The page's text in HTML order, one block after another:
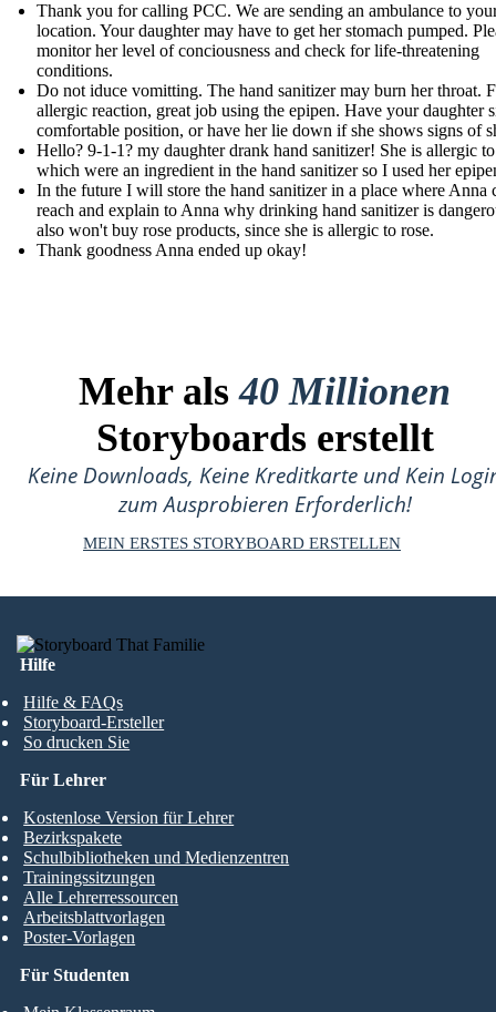
Thank you for calling PCC. We are sending an ambulance to
location. Your daughter may have to get her stomach pumped.
monitor her level of conciousness and check for life-threatening
conditions.
Do not iduce vomitting. The hand sanitizer may burn her throat.
allergic reaction, great job using the epipen. Have your daughter
comfortable position, or have her lie down if she shows signs of
Hello? 9-1-1? my daughter drank hand sanitizer! She is allergic to
which were an ingredient in the hand sanitizer so I used her
In the future I will store the hand sanitizer in a place where Anna
reach and explain to Anna why drinking hand sanitizer is
also won't buy rose products, since she is allergic to rose.
Thank goodness Anna ended up okay!
Mehr als40 Millionen
Storyboards erstellt
Keine Downloads, Keine Kreditkarte und Kein
zum Ausprobieren Erforderlich!
MEIN ERSTES STORYBOARD ERSTELLEN
Hilfe
Hilfe & FAQs
Storyboard-Ersteller
So drucken Sie
Für Studenten
Für Lehrer
Kostenlose Version für Lehrer
Bezirkspakete
Schulbibliotheken und Medienzentren
Trainingssitzungen
Alle Lehrerressourcen
Arbeitsblattvorlagen
Poster-Vorlagen